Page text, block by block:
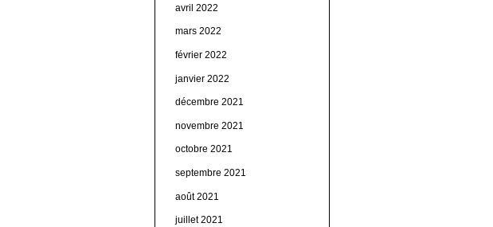
avril 2022
mars 2022
février 2022
janvier 2022
décembre 2021
novembre 2021
octobre 2021
septembre 2021
août 2021
juillet 2021